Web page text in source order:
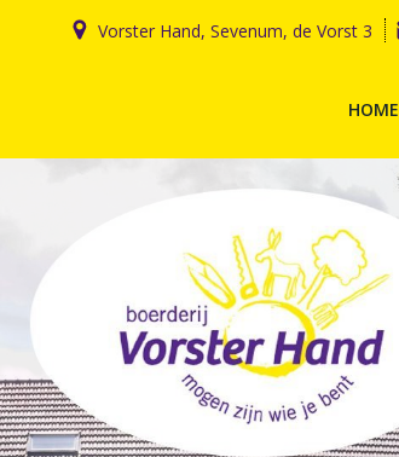
Vorster Hand, Sevenum, de Vorst 3
HOME